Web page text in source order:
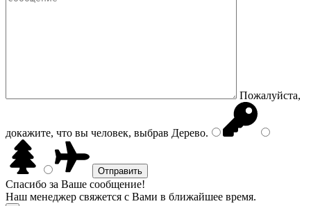
Пожалуйста,
докажите, что вы человек, выбрав Дерево.
Спасибо за Ваше сообщение!
Наш менеджер свяжется с Вами в ближайшее время.